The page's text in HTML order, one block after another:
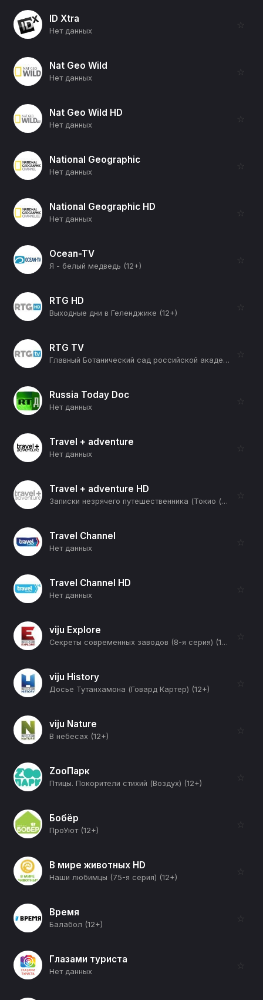
ID Xtra
Нет данных
☆
Nat Geo Wild
Нет данных
☆
Nat Geo Wild HD
Нет данных
☆
National Geographic
Нет данных
☆
National Geographic HD
Нет данных
☆
Ocean-TV
Я - белый медведь (12+)
☆
RTG HD
Выходные дни в Геленджике (12+)
☆
RTG TV
Главный Ботанический сад российской академии наук (12+)
☆
Russia Today Doc
Нет данных
☆
Travel + adventure
Нет данных
☆
Travel + adventure HD
Записки незрячего путешественника (Токио (Япония)) (12+)
☆
Travel Channel
Нет данных
☆
Travel Channel HD
Нет данных
☆
viju Explore
Секреты современных заводов (8-я серия) (12+)
☆
viju History
Досье Тутанхамона (Говард Картер) (12+)
☆
viju Nature
В небесах (12+)
☆
ZooПарк
Птицы. Покорители стихий (Воздух) (12+)
☆
Бобёр
ПроУют (12+)
☆
В мире животных HD
Наши любимцы (75-я серия) (12+)
☆
Время
Балабол (12+)
☆
Глазами туриста
Нет данных
☆